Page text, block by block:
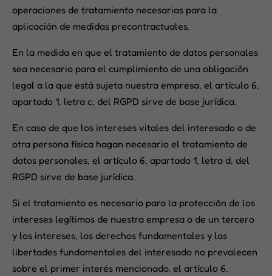
operaciones de tratamiento necesarias para la
aplicación de medidas precontractuales.
En la medida en que el tratamiento de datos personales
sea necesario para el cumplimiento de una obligación
legal a la que está sujeta nuestra empresa, el artículo 6,
apartado 1, letra c, del RGPD sirve de base jurídica.
En caso de que los intereses vitales del interesado o de
otra persona física hagan necesario el tratamiento de
datos personales, el artículo 6, apartado 1, letra d, del
RGPD sirve de base jurídica.
Si el tratamiento es necesario para la protección de los
intereses legítimos de nuestra empresa o de un tercero
y los intereses, los derechos fundamentales y las
libertades fundamentales del interesado no prevalecen
sobre el primer interés mencionado, el artículo 6,